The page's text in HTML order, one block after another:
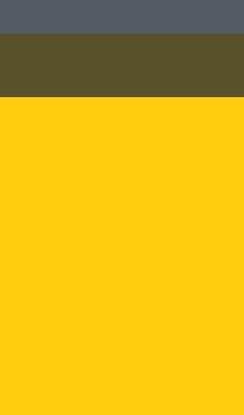
Besuchen Sie uns auf: